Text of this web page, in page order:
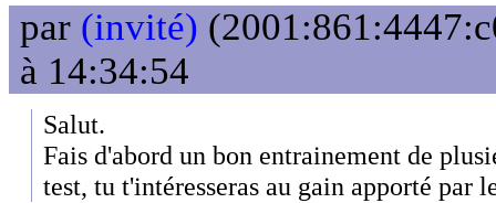
par (invité)
à 14:34:54
Salut.
Fais d'abord un bon entrainement de
test, tu t'intéresseras au gain apporté par